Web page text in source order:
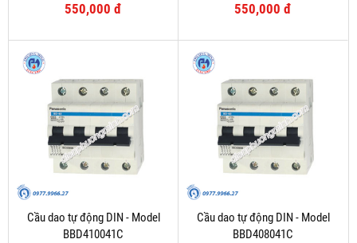
550,000 đ 550,000 đ
Cầu dao tự động DIN - Model
BBD410041C
Cầu dao tự động DIN - Model
BBD408041C